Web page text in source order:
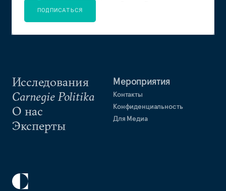
Исследования
Carnegie Politika
О нас
Эксперты
Мероприятия
Контакты
Конфиденциальность
Для Медиа
ПОДПИСАТЬСЯ